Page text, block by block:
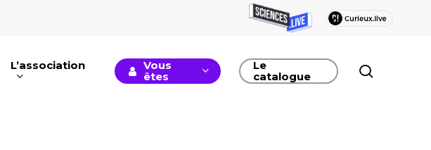
L’association
Vous
êtes
Le
catalogue